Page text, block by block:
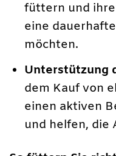
füttern und
eine
möchten.
Unterstützung
dem Kauf von
einen aktiven
und helfen, die